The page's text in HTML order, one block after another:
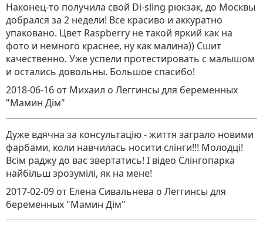
Наконец-то получила свой Di-sling рюкзак, до Москвы
добрался за 2 недели! Все красиво и аккуратно
упаковано. Цвет Raspberry не такой яркий как на
фото и немного краснее, ну как малина)) Сшит
качественно. Уже успели протестировать с малышом
и остались довольны. Большое спасибо!
2018-06-16 от Михаил о Леггинсы для беременных
"Мамин Дім"
Дуже вдячна за консультацію - життя заграло новими
фарбами, коли навчилась носити слінги!!! Молодці!
Всім раджу до вас звертатись! І відео Слінгопарка
найбільш зрозумілі, як на мене!
2017-02-09 от Елена Сивальнева о Леггинсы для
беременных "Мамин Дім"